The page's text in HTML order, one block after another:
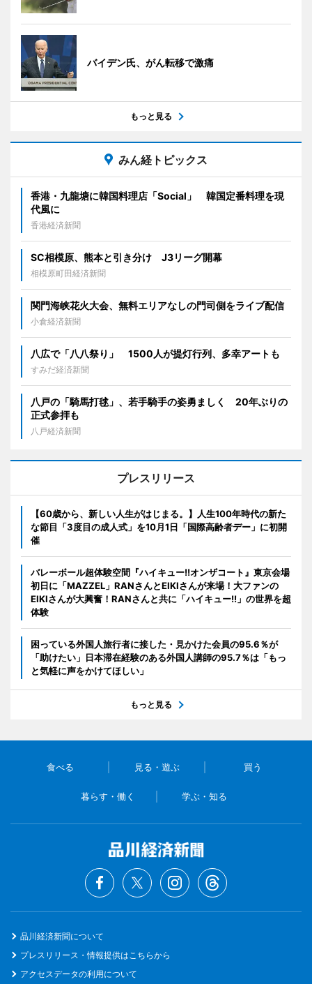
バイデン氏、がん転移で激痛
もっと見る
みん経トピックス
香港・九龍塘に韓国料理店「Social」 韓国定番料理を現
代風に
香港経済新聞
SC相模原、熊本と引き分け J3リーグ開幕
相模原町田経済新聞
関門海峡花火大会、無料エリアなしの門司側をライブ配信
小倉経済新聞
八広で「八八祭り」 1500人が提灯行列、多幸アートも
すみだ経済新聞
八戸の「騎馬打毬」、若手騎手の姿勇ましく 20年ぶりの
正式参拝も
八戸経済新聞
プレスリリース
【60歳から、新しい人生がはじまる。】人生100年時代の新た
な節目「3度目の成人式」を10月1日「国際高齢者デー」に初開
催
バレーボール超体験空間『ハイキュー!!オンザコート』東京会場
初日に「MAZZEL」RANさんとEIKIさんが来場！大ファンの
EIKIさんが大興奮！RANさんと共に「ハイキュー!!」の世界を超
体験
困っている外国人旅行者に接した・見かけた会員の95.6％が
「助けたい」日本滞在経験のある外国人講師の95.7％は「もっ
と気軽に声をかけてほしい」
もっと見る
食べる 見る・遊ぶ 買う
暮らす・働く 学ぶ・知る
品川経済新聞について
プレスリリース・情報提供はこちらから
アクセスデータの利用について